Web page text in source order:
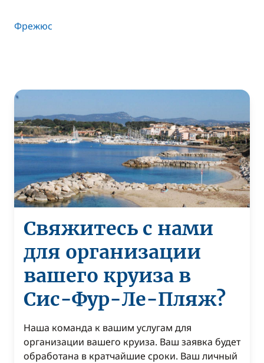
Фрежюс
Свяжитесь с нами
для организации
вашего круиза в
Сис-Фур-Ле-Пляж?
Наша команда к вашим услугам для
организации вашего круиза. Ваш заявка будет
обработана в кратчайшие сроки. Ваш личный